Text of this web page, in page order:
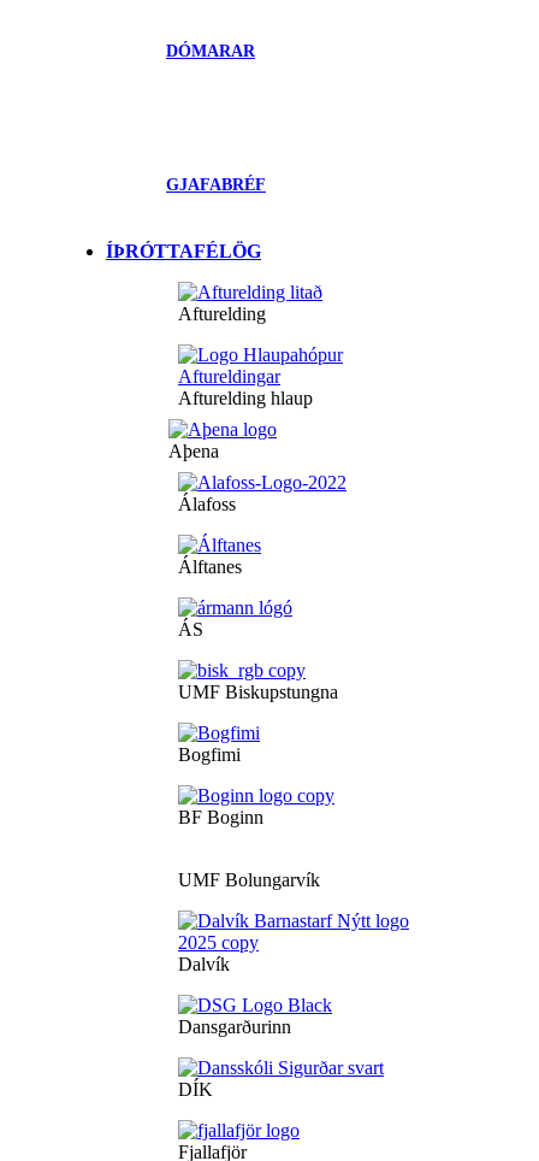
DÓMARAR
GJAFABRÉF
ÍÞRÓTTAFÉLÖG
Afturelding
Afturelding hlaup
Aþena
Álafoss
Álftanes
ÁS
UMF Biskupstungna
Bogfimi
BF Boginn
UMF Bolungarvík
Dalvík
Dansgarðurinn
DÍK
Fjallafjör